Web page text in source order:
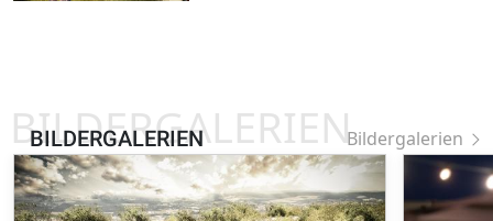
BILDERGALERIEN
BILDERGALERIENBildergalerien